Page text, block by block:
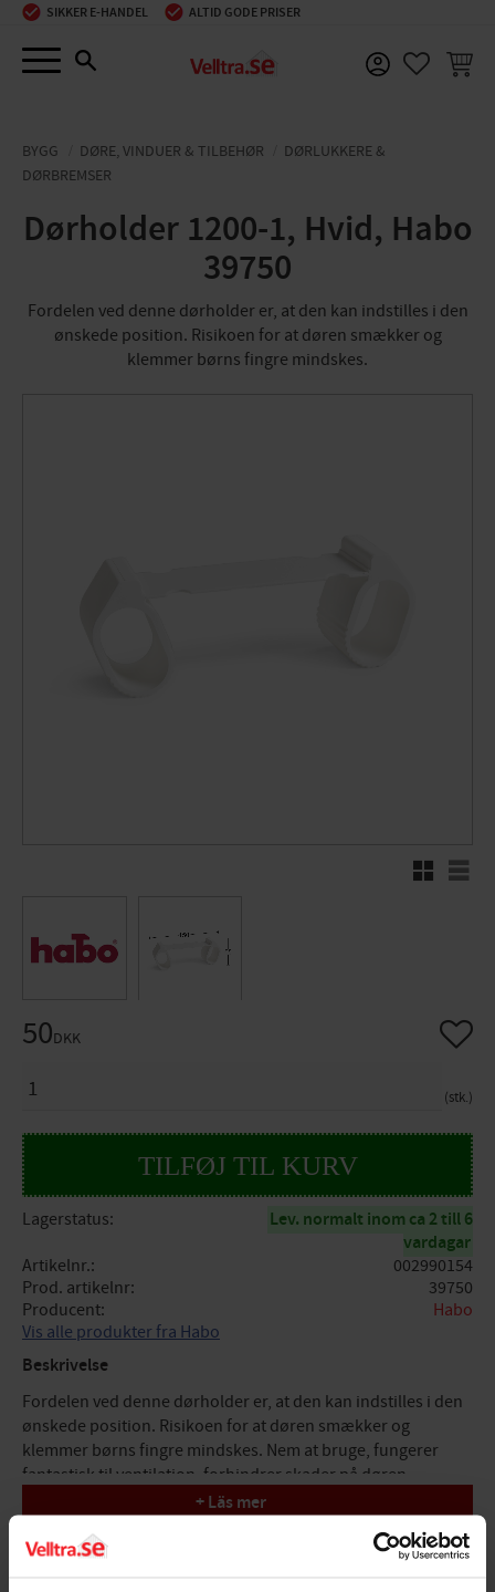
Menu
SIKKER E-HANDEL ALTID GODE PRISER
BYGG DØRE, VINDUER & TILBEHØR
DØRLUKKERE &
DØRBREMSER
Dørholder 1200-1, Hvid, Habo
39750
Fordelen ved denne dørholder er, at den kan indstilles i den
ønskede position. Risikoen for at døren smækker og
klemmer børns fingre mindskes.
RutenettListe
50DKK
stk.
Gem
Lagerstatus
Lev. normalt inom ca 2 till 6
vardagar
Artikelnr.
002990154
Prod. artikelnr
39750
Producent
Habo
Vis alle produkter fra Habo
Beskrivelse
Fordelen ved denne dørholder er, at den kan indstilles i den
ønskede position. Risikoen for at døren smækker og
klemmer børns fingre mindskes. Nem at bruge, fungerer
fantastisk til ventilation, forhindrer skader på døren.
Kan indstilles i den ønskede position
let at bruge
Fungerer godt ved udluftning
+ Läs mer